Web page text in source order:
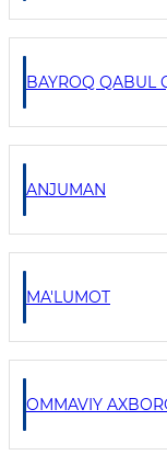
BAYROQ QABUL
ANJUMAN
MA'LUMOT
OMMAVIY